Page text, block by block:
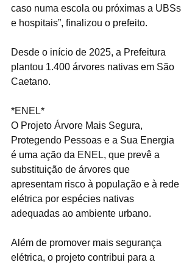
caso numa escola ou próximas a UBSs
e hospitais”, finalizou o prefeito.
Desde o início de 2025, a Prefeitura
plantou 1.400 árvores nativas em São
Caetano.
*ENEL*
O Projeto Árvore Mais Segura,
Protegendo Pessoas e a Sua Energia
é uma ação da ENEL, que prevê a
substituição de árvores que
apresentam risco à população e à rede
elétrica por espécies nativas
adequadas ao ambiente urbano.
Além de promover mais segurança
elétrica, o projeto contribui para a